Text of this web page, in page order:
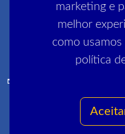
marketing e
melhor
como
política
Rua Pedro Lessa, 35 2º,
R. Manai,